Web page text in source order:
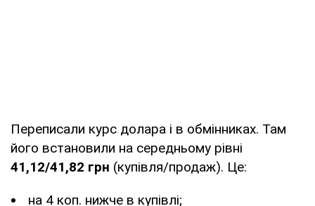
Переписали курс долара і в обмінниках. Там
його встановили на середньому рівні
41,12/41,82 грн (купівля/продаж). Це:
на 4 коп. нижче в купівлі;